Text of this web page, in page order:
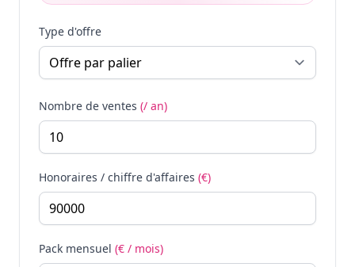
Type d'offre
Nombre de ventes (/ an)
Honoraires / chiffre d'affaires (€)
Pack mensuel (€ / mois)